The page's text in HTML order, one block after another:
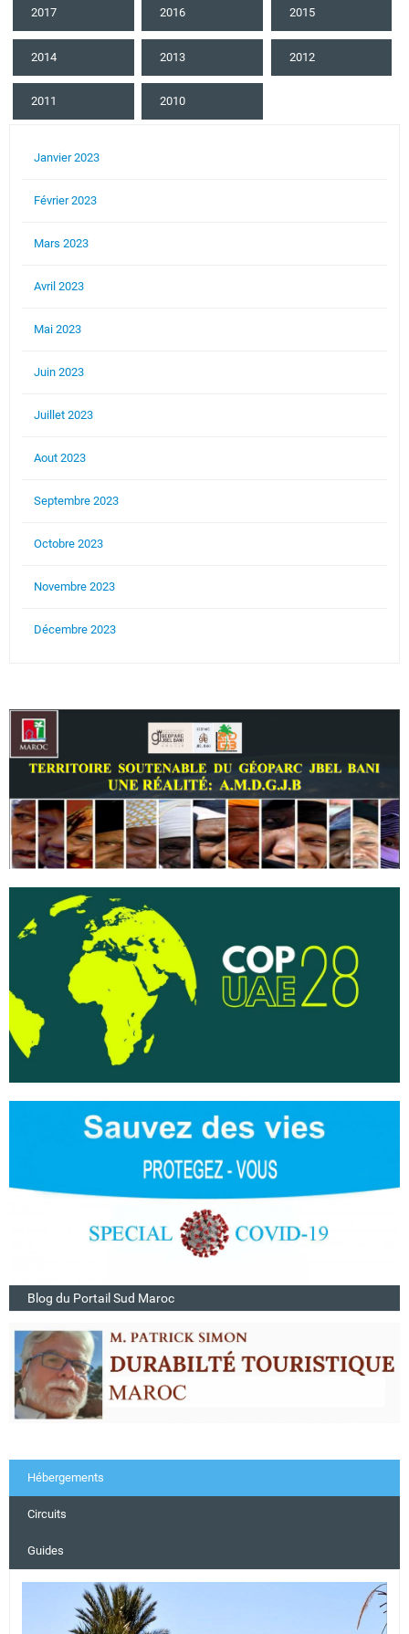
2017 2016 2015
2014 2013 2012
2011 2010
Janvier 2023
Février 2023
Mars 2023
Avril 2023
Mai 2023
Juin 2023
Juillet 2023
Aout 2023
Septembre 2023
Octobre 2023
Novembre 2023
Décembre 2023
Blog du Portail Sud Maroc
Hébergements
Circuits
Guides